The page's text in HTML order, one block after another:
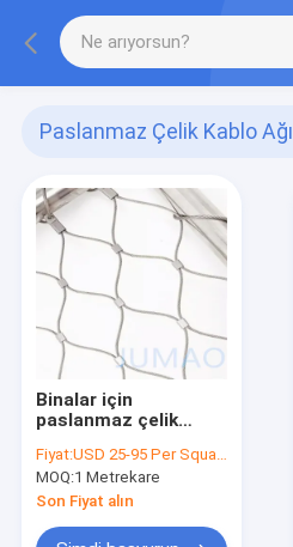
Paslanmaz Çelik Kablo Ağı
Binalar için
paslanmaz çelik
kablo kablosu
Fiyat:USD 25-95 Per Square Meter
MOQ:1 Metrekare
Son Fiyat alın